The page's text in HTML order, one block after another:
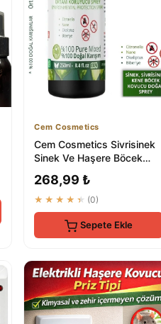
Cem Cosmetics
Cem Cosmetics Sivrisinek
Sinek Ve Haşere Böcek
Citronella ...
268,99 ₺
★★★★★ (0)
Sepete Ekle